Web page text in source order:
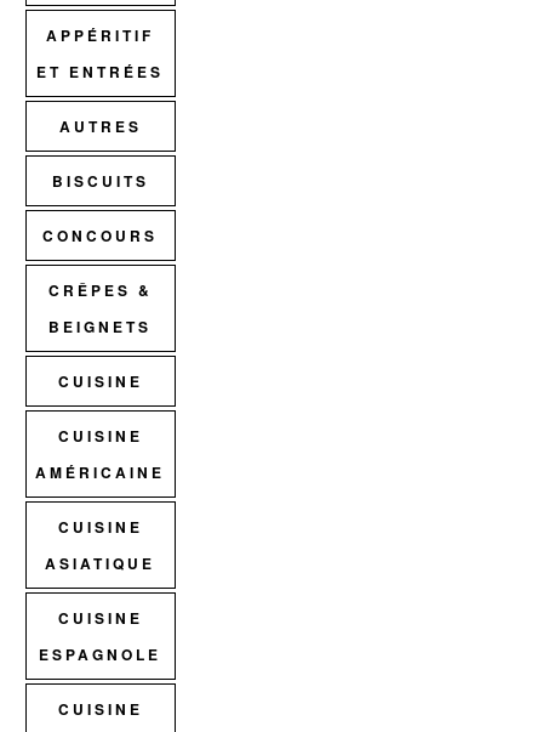
APPÉRITIF
ET ENTRÉES
AUTRES
BISCUITS
CONCOURS
CRÊPES &
BEIGNETS
CUISINE
CUISINE
AMÉRICAINE
CUISINE
ASIATIQUE
CUISINE
ESPAGNOLE
CUISINE